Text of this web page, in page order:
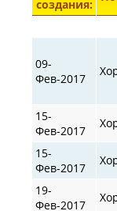
создания:
09-
Фев-2017
15-
Фев-2017
15-
Фев-2017
19-
Фев-2017